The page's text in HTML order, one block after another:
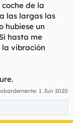
de la
las largas las
hubiese un
hasta me
vibración
1 Jun 2020